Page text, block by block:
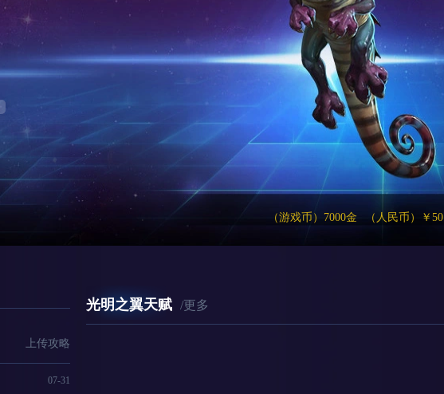
（游戏币）7000金 （人民币）￥50
上传攻略
07-31
光明之翼天赋 /更多